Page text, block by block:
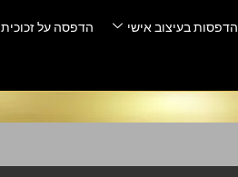
הדפסות בעיצוב אישי הדפסה על זכוכית